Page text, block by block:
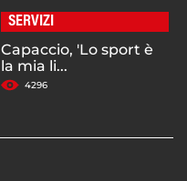
SERVIZI
Capaccio, 'Lo sport è
la mia li...
4296